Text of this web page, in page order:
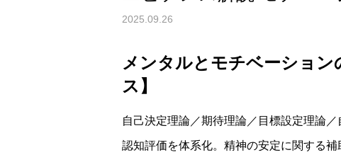
2025.09.26
メンタルとモチベーション
ス】
自己決定理論／期待理論／目標設定理論
認知評価を体系化。精神の安定に関する補